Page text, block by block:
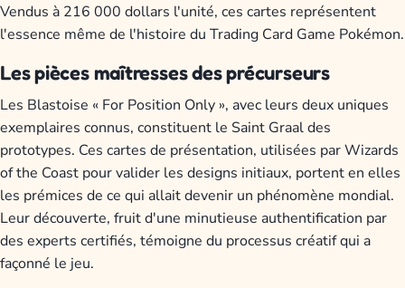
Vendus à 216 000 dollars l'unité, ces cartes représentent
l'essence même de l'histoire du Trading Card Game Pokémon.
Les pièces maîtresses des précurseurs
Les Blastoise « For Position Only », avec leurs deux uniques
exemplaires connus, constituent le Saint Graal des
prototypes. Ces cartes de présentation, utilisées par Wizards
of the Coast pour valider les designs initiaux, portent en elles
les prémices de ce qui allait devenir un phénomène mondial.
Leur découverte, fruit d'une minutieuse authentification par
des experts certifiés, témoigne du processus créatif qui a
façonné le jeu.